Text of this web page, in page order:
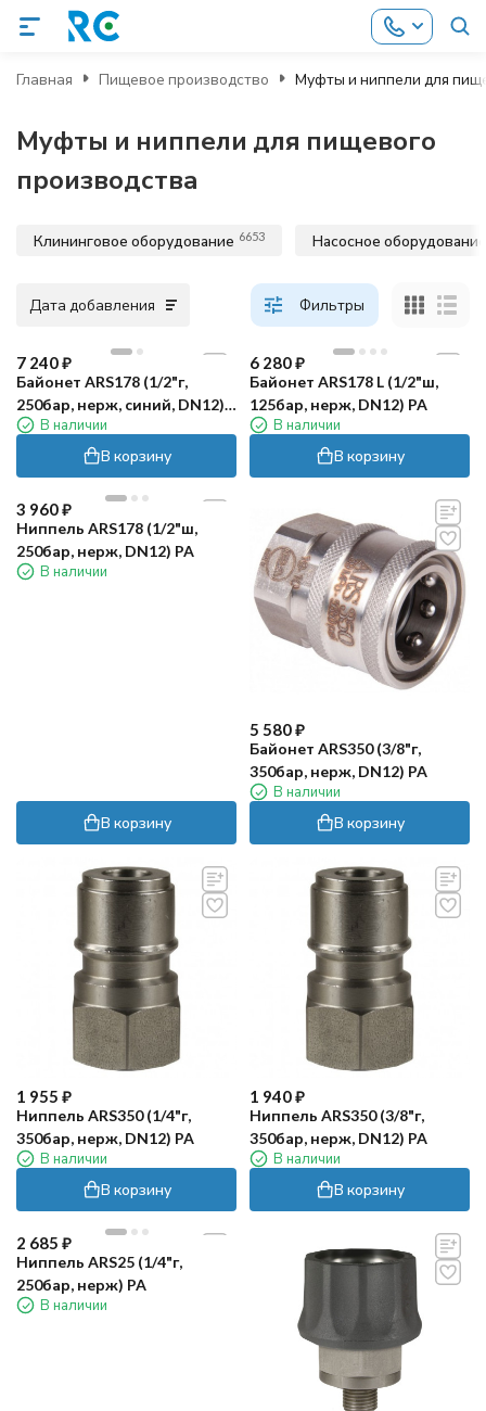
Главная Пищевое производство Муфты и ниппели для
Муфты и ниппели для пищевого
производства
Клининговое оборудование 6653 Насосное оборудование
Дата добавления Фильтры
7 240₽
Байонет ARS178 (1/2"г,
250бар, нерж, синий, DN12)
PA В наличии
В корзину
6 280₽
Байонет ARS178 L (1/2"ш,
125бар, нерж, DN12) PA
В наличии
В корзину
3 960₽
Ниппель ARS178 (1/2"ш,
250бар, нерж, DN12) PA
В наличии
В корзину
5 580₽
Байонет ARS350 (3/8"г,
350бар, нерж, DN12) PA
В наличии
В корзину
1 955 ₽
Ниппель ARS350 (1/4"г,
350бар, нерж, DN12) PA
В наличии
В корзину
1 940₽
Ниппель ARS350 (3/8"г,
350бар, нерж, DN12) PA
В наличии
В корзину
2 685 ₽
Ниппель ARS25 (1/4"г,
250бар, нерж) PA
В наличии